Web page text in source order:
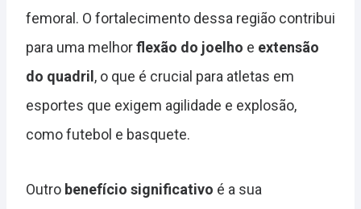
femoral. O fortalecimento dessa região contribui
para uma melhorflexão do joelho e extensão
do quadril , o que é crucial para atletas em
esportes que exigem agilidade e explosão,
como futebol e basquete.
Outro benefício significativo é a sua